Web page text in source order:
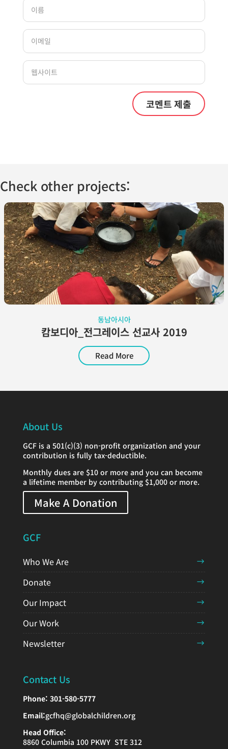
Check other projects:
동남아시아
캄보디아_전그레이스 선교사 2019
Read More
About Us
GCF is a 501(c)(3) non-profit organization and your
contribution is fully tax-deductible.
Monthly dues are $10 or more and you can become
a lifetime member by contributing $1,000 or more.
Make A Donation
GCF
Who We Are
Donate
Our Impact
Our Work
Newsletter
Contact Us
Phone: 301-580-5777
Email:gcfhq@globalchildren.org
Head Office:
8860 Columbia 100 PKWY STE 312